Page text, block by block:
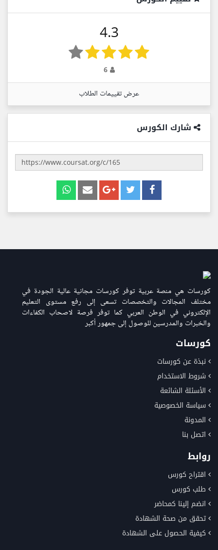
4.3
6
عرض تقييمات الطلاب
شارك الكورس
كورسات هي منصة عربية توفر كورسات مجانية عالية الجودة في
مختلف المجالات والتخصصات تسعى إلى رفع مستوى التعليم
الإلكتروني في الوطن العربي كما توفر فرصة لاصحاب الكفاءات
والخبرات والمدرسين للوصول إلى جمهور أكبر
كورسات
نبذة عن كورسات
شروط الاستخدام
الأسئلة الشائعة
سياسة الخصوصية
المدونة
اتصل بنا
روابط
اقتراح كورس
طلب كورس
انضم إلينا كمحاضر
تحقق من صحة الشهادة
كيفية الحصول على الشهادة